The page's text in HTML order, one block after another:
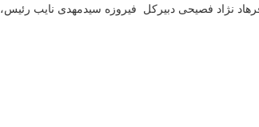
نژاد فصیحی دبیرکل فیروزه سیدمهدی نایب رئیس،